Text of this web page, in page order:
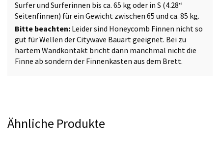
Surfer und Surferinnen bis ca. 65 kg oder in S (4.28“
Seitenfinnen) für ein Gewicht zwischen 65 und ca. 85 kg.
Bitte beachten: Leider sind Honeycomb Finnen nicht so
gut für Wellen der Citywave Bauart geeignet. Bei zu
hartem Wandkontakt bricht dann manchmal nicht die
Finne ab sondern der Finnenkasten aus dem Brett.
Ähnliche Produkte